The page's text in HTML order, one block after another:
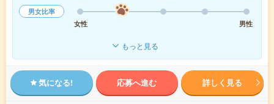
男女比率
女性
男性
もっと見る
気になる! 応募へ進む 詳しく見る